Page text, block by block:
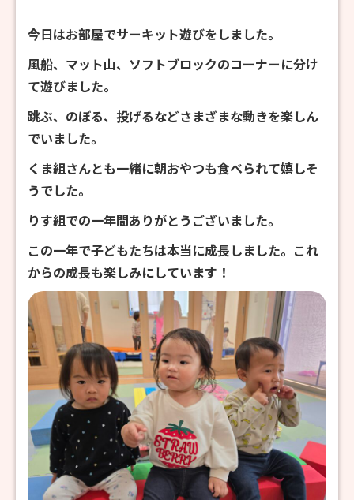
今日はお部屋でサーキット遊びをしました。
風船、マット山、ソフトブロックのコーナーに分け
て遊びました。
跳ぶ、のぼる、投げるなどさまざまな動きを楽しん
でいました。
くま組さんとも一緒に朝おやつも食べられて嬉しそ
うでした。
りす組での一年間ありがとうございました。
この一年で子どもたちは本当に成長しました。これ
からの成長も楽しみにしています！